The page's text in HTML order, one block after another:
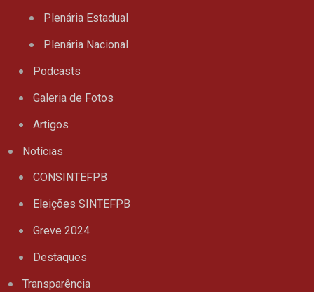
Plenária Estadual
Plenária Nacional
Podcasts
Galeria de Fotos
Artigos
Notícias
CONSINTEFPB
Eleições SINTEFPB
Greve 2024
Destaques
Transparência